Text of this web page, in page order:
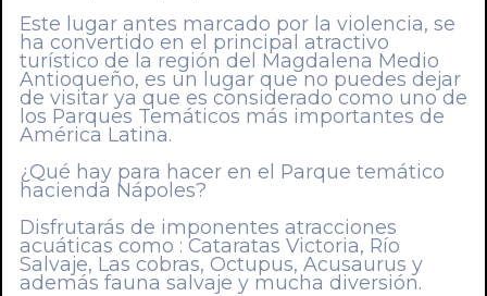
Este lugar antes marcado por la violencia, se
ha convertido en el principal atractivo
turístico de la región del Magdalena Medio
Antioqueño, es un lugar que no puedes dejar
de visitar ya que es considerado como uno de
los Parques Temáticos más importantes de
América Latina.
¿Qué hay para hacer en el Parque temático
hacienda Nápoles?
Disfrutarás de imponentes atracciones
acuáticas como : Cataratas Victoria, Río
Salvaje, Las cobras, Octupus, Acusaurus y
además fauna salvaje y mucha diversión.